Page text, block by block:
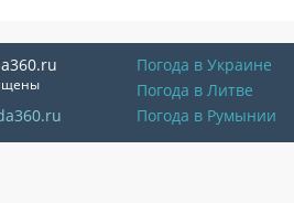
Погода в Украине
Погода в Литве
Погода в Румынии